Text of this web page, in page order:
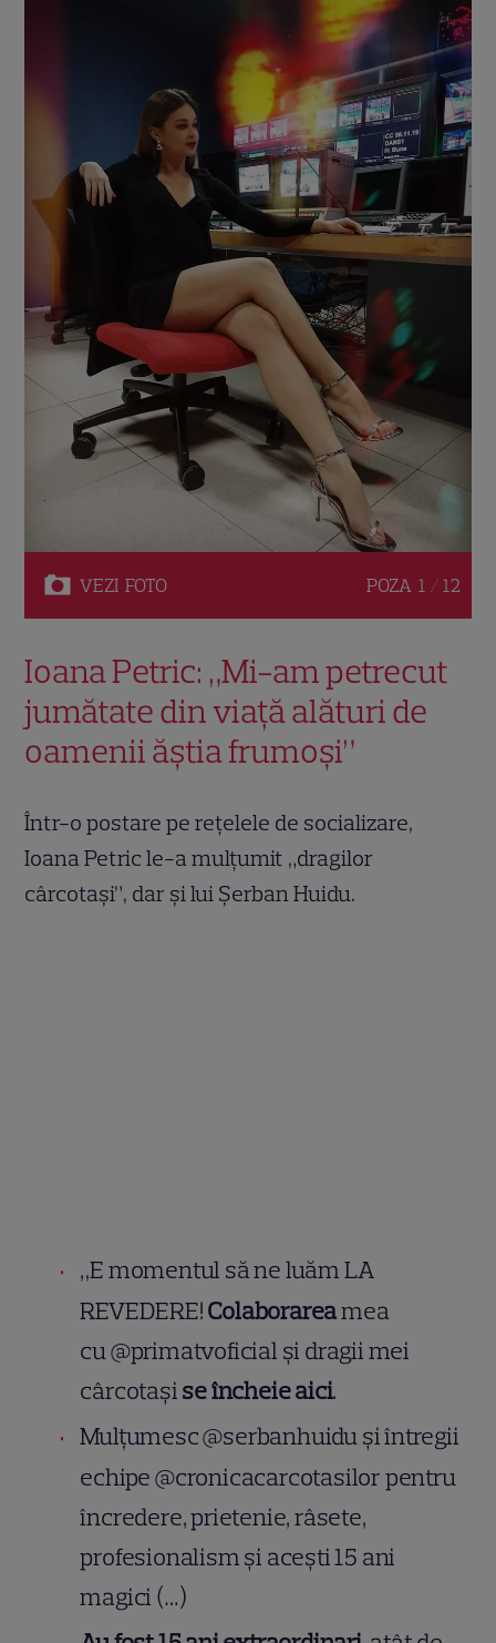
VEZI FOTO POZA 1 / 12
Ioana Petric: „Mi-am petrecut
jumătate din viață alături de
oamenii ăștia frumoși”
Într-o postare pe rețelele de socializare,
Ioana Petric le-a mulțumit „dragilor
cârcotași”, dar și lui Șerban Huidu.
„E momentul să ne luăm LA
REVEDERE!Colaborareamea
cu @primatvoficial și dragii mei
cârcotașise încheie aici.
Mulțumesc @serbanhuidu și întregii
echipe @cronicacarcotasilor pentru
încredere, prietenie, râsete,
profesionalism și acești 15 ani
magici (…)